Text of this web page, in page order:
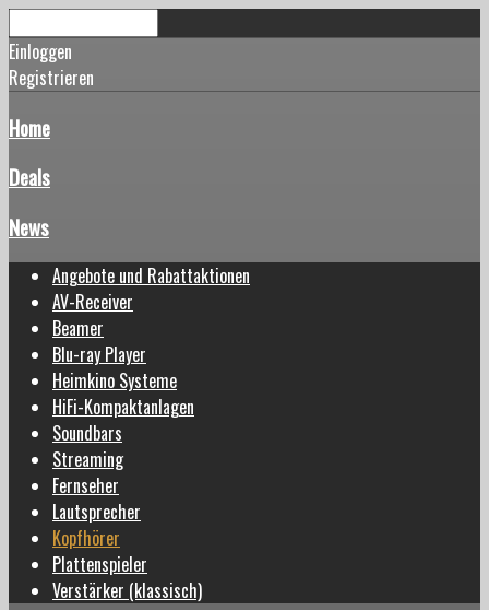
Einloggen
Registrieren
Home
Deals
News
Angebote und Rabattaktionen
AV-Receiver
Beamer
Blu-ray Player
Heimkino Systeme
HiFi-Kompaktanlagen
Soundbars
Streaming
Fernseher
Lautsprecher
Kopfhörer
Plattenspieler
Verstärker (klassisch)